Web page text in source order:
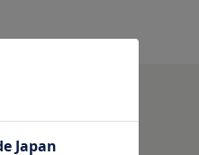
とものづくりと